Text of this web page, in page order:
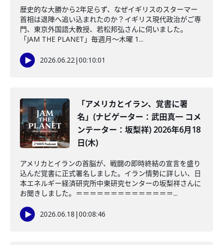
歴史的な大勝から2年足らず、なぜイギリスのスターマー
首相は退陣へ追い込まれたのか？イギリス現代政治がご専
門、東京外国語大教授、若松邦弘さんに伺いました。
「JAM THE PLANET」毎週月～木曜 1...
2026.06.22|00:10:01
「アメリカとイラン、覚書に署
名」(ナビゲーター：武田真一 コメ
ンテーター：坂梨祥) 2026年6月18
日(木)
アメリカとイランの首脳が、戦闘の即時終結の宣言を盛り
込んだ覚書に正式署名しました。イラン情勢に詳しい、日
本エネルギー経済研究所中東研究センターの坂梨祥さんに
お聞きしました。＝＝＝＝＝＝＝＝＝＝＝＝＝＝...
2026.06.18 |00:08:46